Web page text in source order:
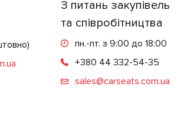
З питань закупівель
та співробітництва
пн.-пт. з 9:00 до 18:00
+380 44 332-54-35
sales@carseats.com.ua